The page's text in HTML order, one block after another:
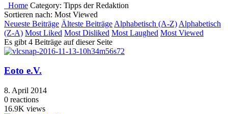
Home Category: Tipps der Redaktion
Sortieren nach: Most Viewed
Neueste Beiträge Älteste Beiträge Alphabetisch (A-Z) Alphabetisch
(Z-A) Most Liked Most Disliked Most Laughed Most Viewed
Es gibt 4 Beiträge auf dieser Seite
Eoto e.V.
8. April 2014
0 reactions
16.9K views